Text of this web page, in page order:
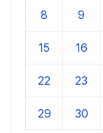
8 9
15 16
22 23
29 30